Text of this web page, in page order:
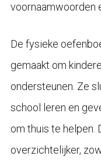
voornaamwoorden
De fysieke
gemaakt om
ondersteunen. Ze
school leren en
om thuis te helpen.
overzichtelijker,